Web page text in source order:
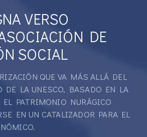
VERSO
DE
SOCIAL
QUE VA MÁS ALLÁ DEL
DE LA UNESCO, BASADO EN LA
EL PATRIMONIO NURÁGICO
EN UN CATALIZADOR PARA EL